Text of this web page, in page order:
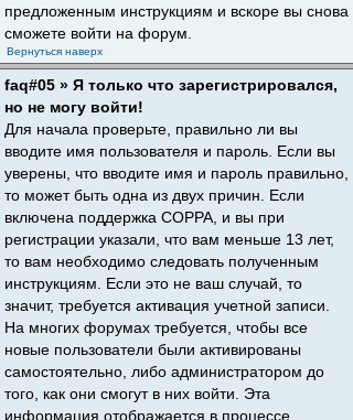
предложенным инструкциям и вскоре вы снова
сможете войти на форум.
Вернуться наверх
faq#05 » Я только что зарегистрировался,
но не могу войти!
Для начала проверьте, правильно ли вы
вводите имя пользователя и пароль. Если вы
уверены, что вводите имя и пароль правильно,
то может быть одна из двух причин. Если
включена поддержка COPPA, и вы при
регистрации указали, что вам меньше 13 лет,
то вам необходимо следовать полученным
инструкциям. Если это не ваш случай, то
значит, требуется активация учетной записи.
На многих форумах требуется, чтобы все
новые пользователи были активированы
самостоятельно, либо администратором до
того, как они смогут в них войти. Эта
информация отображается в процессе